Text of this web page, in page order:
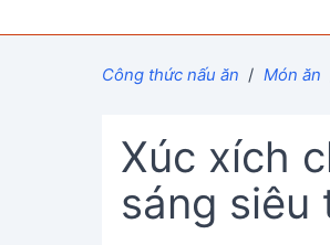
Công thức nấu ăn / Món ăn
Xúc xích
sáng siêu